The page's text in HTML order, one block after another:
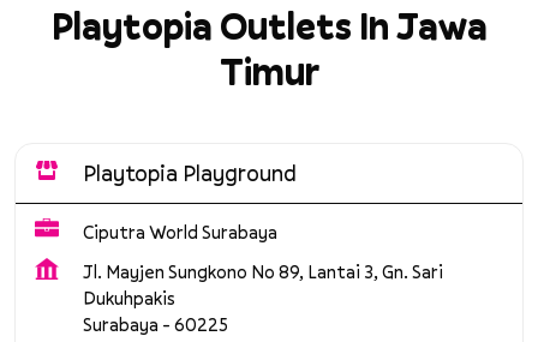
Playtopia Outlets In Jawa
Timur
Playtopia Playground
Ciputra World Surabaya
Jl. Mayjen Sungkono No 89, Lantai 3, Gn. Sari
Dukuhpakis
Surabaya - 60225